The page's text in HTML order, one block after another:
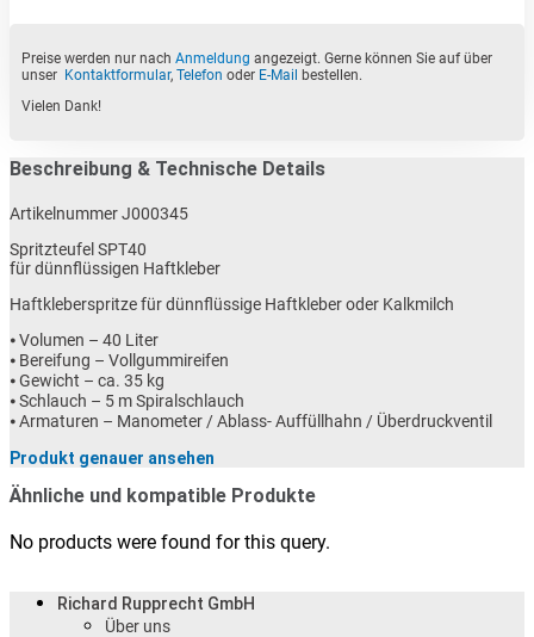
Preise werden nur nach Anmeldung angezeigt. Gerne können Sie auf über
unser Kontaktformular, Telefon oder E-Mail
bestellen.
Vielen Dank!
Beschreibung & Technische Details
Artikelnummer J000345
Spritzteufel SPT40
für dünnflüssigen Haftkleber
Haftkleberspritze für dünnflüssige Haftkleber oder Kalkmilch
⦁ Volumen – 40 Liter
⦁ Bereifung – Vollgummireifen
⦁ Gewicht – ca. 35 kg
⦁ Schlauch – 5 m Spiralschlauch
⦁ Armaturen – Manometer / Ablass- Auffüllhahn / Überdruckventil
Produkt genauer ansehen
Ähnliche und kompatible Produkte
No products were found for this query.
Richard Rupprecht GmbH
Über uns